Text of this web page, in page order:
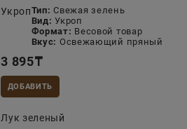
УкропТип: Свежая зелень
Вид: Укроп
Формат: Весовой товар
Вкус: Освежающий пряный
3 895₸
ДОБАВИТЬ
Лук зеленый